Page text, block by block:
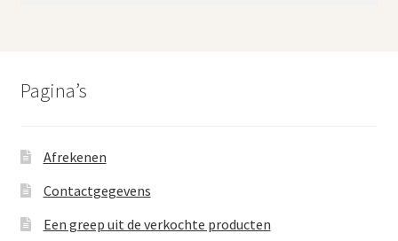
Pagina’s
Afrekenen
Contactgegevens
Een greep uit de verkochte producten